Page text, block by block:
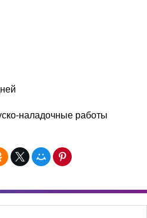
наладочные работы